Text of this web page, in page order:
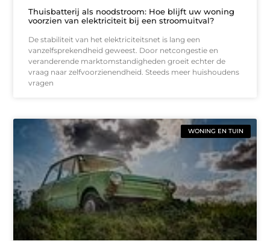
Thuisbatterij als noodstroom: Hoe blijft uw woning
voorzien van elektriciteit bij een stroomuitval?
De stabiliteit van het elektriciteitsnet is lang een
vanzelfsprekendheid geweest. Door netcongestie en
veranderende marktomstandigheden groeit echter de
vraag naar zelfvoorzienendheid. Steeds meer huishoudens
vragen
WONING EN TUIN